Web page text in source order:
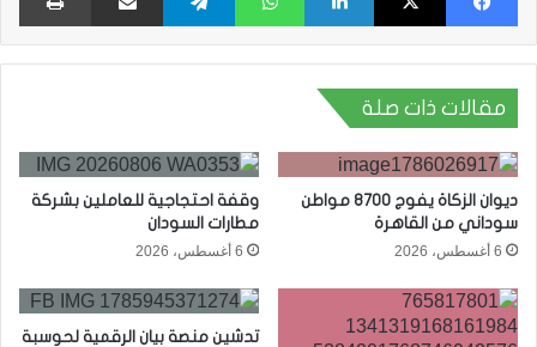
مقالات ذات صلة
ديوان الزكاة يفوج 8700 مواطن
سوداني من القاهرة
6 أغسطس، 2026
وقفة احتجاجية للعاملين بشركة
مطارات السودان
6 أغسطس، 2026
تدشين منصة بيان الرقمية لحوسبة